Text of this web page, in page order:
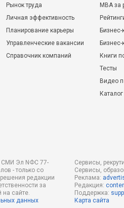
Рынок труда
Личная эффективность
Планирование карьеры
Управленческие вакансии
Справочник компаний
MBA
Бизнес-
Книги
Тесты
Видео
СМИ Эл NФС 77-
- только со
редакции
за
на сайте.
данных
Сервисы,
Сервисы,
Реклама:
Редакция:
Поддержка:
Карта сайта